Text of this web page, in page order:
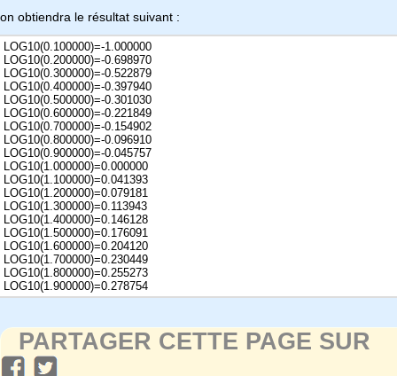
on obtiendra le résultat suivant :
LOG10(0.100000)=-1.000000
LOG10(0.200000)=-0.698970
LOG10(0.300000)=-0.522879
LOG10(0.400000)=-0.397940
LOG10(0.500000)=-0.301030
LOG10(0.600000)=-0.221849
LOG10(0.700000)=-0.154902
LOG10(0.800000)=-0.096910
LOG10(0.900000)=-0.045757
LOG10(1.000000)=0.000000
LOG10(1.100000)=0.041393
LOG10(1.200000)=0.079181
LOG10(1.300000)=0.113943
LOG10(1.400000)=0.146128
LOG10(1.500000)=0.176091
LOG10(1.600000)=0.204120
LOG10(1.700000)=0.230449
LOG10(1.800000)=0.255273
LOG10(1.900000)=0.278754
PARTAGER CETTE PAGE SUR